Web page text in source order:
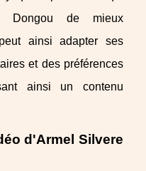
Dongou de mieux
ainsi adapter ses
et des préférences
ainsi un contenu
d'Armel Silvere